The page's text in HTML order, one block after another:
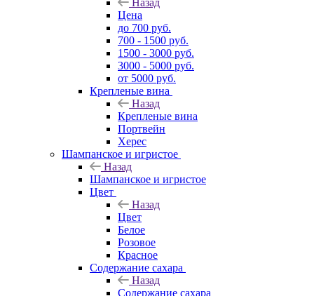
Назад
Цена
до 700 руб.
700 - 1500 руб.
1500 - 3000 руб.
3000 - 5000 руб.
от 5000 руб.
Крепленые вина
Назад
Крепленые вина
Портвейн
Херес
Шампанское и игристое
Назад
Шампанское и игристое
Цвет
Назад
Цвет
Белое
Розовое
Красное
Содержание сахара
Назад
Содержание сахара